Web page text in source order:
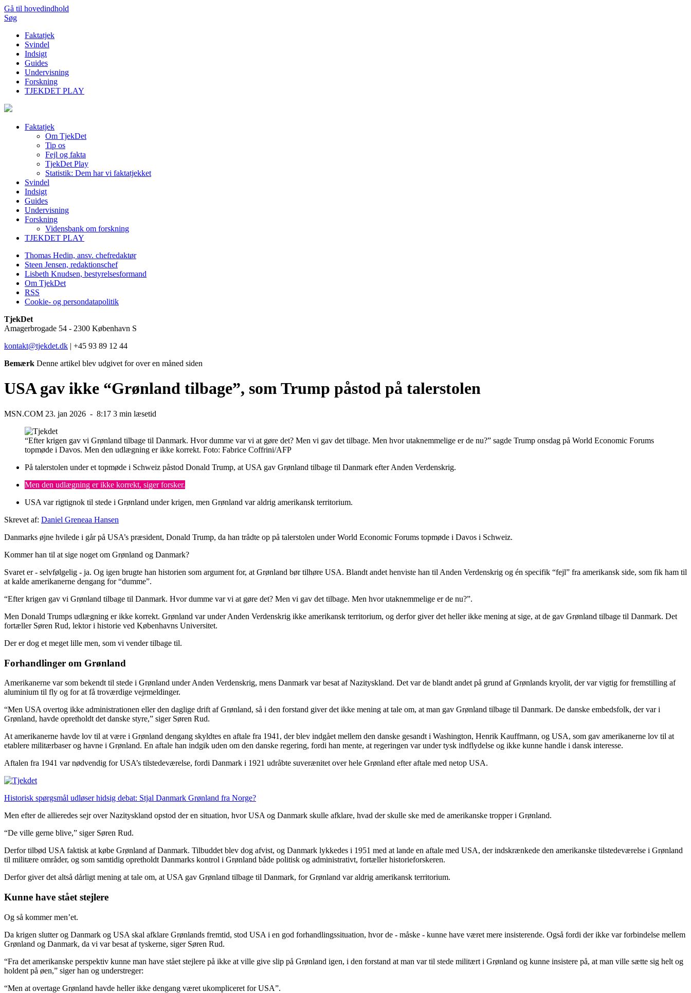
Gå til hovedindhold
Søg
Faktatjek
Svindel
Indsigt
Guides
Undervisning
Forskning
TJEKDET PLAY
Faktatjek
Om TjekDet
Tip os
Fejl og fakta
TjekDet Play
Statistik: Dem har vi faktatjekket
Svindel
Indsigt
Guides
Undervisning
Forskning
Vidensbank om forskning
TJEKDET PLAY
Thomas Hedin, ansv. chefredaktør
Steen Jensen, redaktionschef
Lisbeth Knudsen, bestyrelsesformand
Om TjekDet
RSS
Cookie- og persondatapolitik
TjekDet
Amagerbrogade 54 - 2300 København S
kontakt@tjekdet.dk | +45 93 89 12 44
Bemærk Denne artikel blev udgivet for over en måned siden
USA gav ikke “Grønland tilbage”, som Trump påstod på talerstolen
MSN.COM 23. jan 2026 - 8:17 3 min læsetid
“Efter krigen gav vi Grønland tilbage til Danmark. Hvor dumme var vi at gøre det? Men vi gav det tilbage. Men hvor utaknemmelige er de nu?” sagde Trump onsdag på World Economic Forums
topmøde i Davos. Men den udlægning er ikke korrekt. Foto: Fabrice Coffrini/AFP
På talerstolen under et topmøde i Schweiz påstod Donald Trump, at USA gav Grønland tilbage til Danmark efter Anden Verdenskrig.
Men den udlægning er ikke korrekt, siger forsker.
USA var rigtignok til stede i Grønland under krigen, men Grønland var aldrig amerikansk territorium.
Skrevet af: Daniel Greneaa Hansen
Danmarks øjne hvilede i går på USA’s præsident, Donald Trump, da han trådte op på talerstolen under World Economic Forums topmøde i Davos i Schweiz.
Kommer han til at sige noget om Grønland og Danmark?
Svaret er - selvfølgelig - ja. Og igen brugte han historien som argument for, at Grønland bør tilhøre USA. Blandt andet henviste han til Anden Verdenskrig og én specifik “fejl” fra amerikansk side, som fik ham til
at kalde amerikanerne dengang for “dumme”.
“Efter krigen gav vi Grønland tilbage til Danmark. Hvor dumme var vi at gøre det? Men vi gav det tilbage. Men hvor utaknemmelige er de nu?”.
Men Donald Trumps udlægning er ikke korrekt. Grønland var under Anden Verdenskrig ikke amerikansk territorium, og derfor giver det heller ikke mening at sige, at de gav Grønland tilbage til Danmark. Det
fortæller Søren Rud, lektor i historie ved Københavns Universitet.
Der er dog et meget lille men, som vi vender tilbage til.
Forhandlinger om Grønland
Amerikanerne var som bekendt til stede i Grønland under Anden Verdenskrig, mens Danmark var besat af Nazityskland. Det var de blandt andet på grund af Grønlands kryolit, der var vigtig for fremstilling af
aluminium til fly og for at få troværdige vejrmeldinger.
“Men USA overtog ikke administrationen eller den daglige drift af Grønland, så i den forstand giver det ikke mening at tale om, at man gav Grønland tilbage til Danmark. De danske embedsfolk, der var i
Grønland, havde opretholdt det danske styre,” siger Søren Rud.
At amerikanerne havde lov til at være i Grønland dengang skyldtes en aftale fra 1941, der blev indgået mellem den danske gesandt i Washington, Henrik Kauffmann, og USA, som gav amerikanerne lov til at
etablere militærbaser og havne i Grønland. En aftale han indgik uden om den danske regering, fordi han mente, at regeringen var under tysk indflydelse og ikke kunne handle i dansk interesse.
Aftalen fra 1941 var nødvendig for USA’s tilstedeværelse, fordi Danmark i 1921 udråbte suverænitet over hele Grønland efter aftale med netop USA.
Historisk spørgsmål udløser hidsig debat: Stjal Danmark Grønland fra Norge?
Men efter de allieredes sejr over Nazityskland opstod der en situation, hvor USA og Danmark skulle afklare, hvad der skulle ske med de amerikanske tropper i Grønland.
“De ville gerne blive,” siger Søren Rud.
Derfor tilbød USA faktisk at købe Grønland af Danmark. Tilbuddet blev dog afvist, og Danmark lykkedes i 1951 med at lande en aftale med USA, der indskrænkede den amerikanske tilstedeværelse i Grønland
til militære områder, og som samtidig opretholdt Danmarks kontrol i Grønland både politisk og administrativt, fortæller historieforskeren.
Derfor giver det altså dårligt mening at tale om, at USA gav Grønland tilbage til Danmark, for Grønland var aldrig amerikansk territorium.
Kunne have stået stejlere
Og så kommer men’et.
Da krigen slutter og Danmark og USA skal afklare Grønlands fremtid, stod USA i en god forhandlingssituation, hvor de - måske - kunne have været mere insisterende. Også fordi der ikke var forbindelse mellem
Grønland og Danmark, da vi var besat af tyskerne, siger Søren Rud.
“Fra det amerikanske perspektiv kunne man have stået stejlere på ikke at ville give slip på Grønland igen, i den forstand at man var til stede militært i Grønland og kunne insistere på, at man ville sætte sig helt og
holdent på øen,” siger han og understreger:
“Men at overtage Grønland havde heller ikke dengang været ukompliceret for USA”.